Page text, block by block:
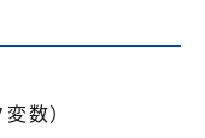
数）